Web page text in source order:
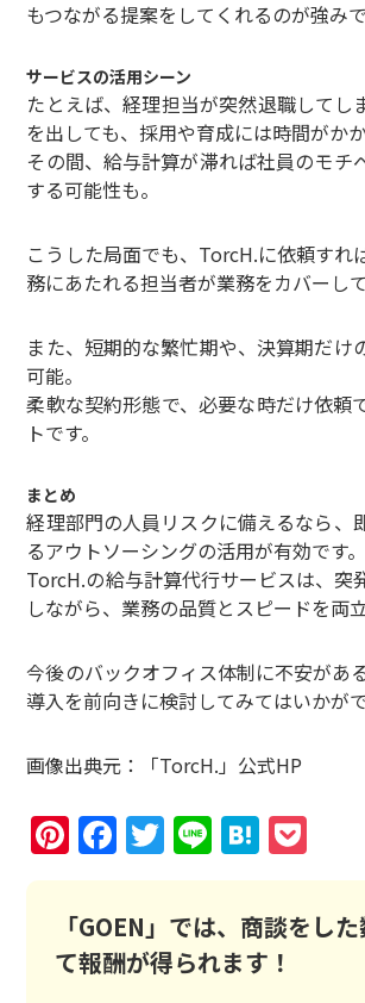
もつながる提案をしてくれるのが強みで
サービスの活用シーン
たとえば、経理担当が突然退職してし
を出しても、採用や育成には時間がかか
その間、給与計算が滞れば社員のモチ
する可能性も。
こうした局面でも、TorcH.に依頼すれ
務にあたれる担当者が業務をカバーして
また、短期的な繁忙期や、決算期だけ
可能。
柔軟な契約形態で、必要な時だけ依頼
トです。
まとめ
経理部門の人員リスクに備えるなら、
るアウトソーシングの活用が有効です。
TorcH.の給与計算代行サービスは、突
しながら、業務の品質とスピードを両立
今後のバックオフィス体制に不安があ
導入を前向きに検討してみてはいかが
画像出典元：「TorcH.」公式HP
Pinterest
Facebook
Twitter
LineHatena
「GOEN」では、商談をし
て報酬が得られます！